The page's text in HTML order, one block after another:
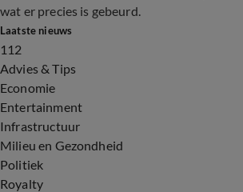
wat er precies is gebeurd.
Laatste nieuws
112
Advies & Tips
Economie
Entertainment
Infrastructuur
Milieu en Gezondheid
Politiek
Royalty